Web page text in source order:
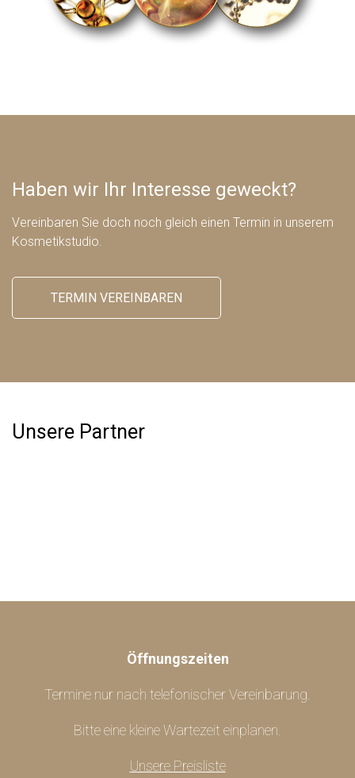
Haben wir Ihr Interesse geweckt?
Vereinbaren Sie doch noch gleich einen Termin in unserem
Kosmetikstudio.
TERMIN VEREINBAREN
Unsere Partner
Öffnungszeiten
Termine nur nach telefonischer Vereinbarung.
Bitte eine kleine Wartezeit einplanen.
Unsere Preisliste